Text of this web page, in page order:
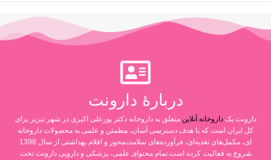
دربارۀ دارونت
دارونت یکداروخانه آنلاین متعلق به داروخانه دکتر پورعلی اکبری در شهر تبریز برای
کل ایران است که با هدف دسترسی آسان، مطمئن و علمی به محصولات داروخانه
ای، مکمل‌های تغذیه‌ای، فرآورده‌های سلامت‌محور و اقلام بهداشتی از سال 1398
شروع به فعالیت کرده است.تمام محتوای علمی، پزشکی و دارویی دارونت تحت